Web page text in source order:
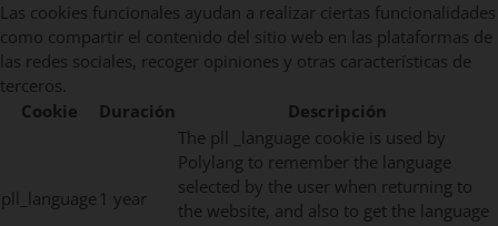
Las cookies funcionales ayudan a realizar ciertas funcionalidades
como compartir el contenido del sitio web en las plataformas de
las redes sociales, recoger opiniones y otras características de
terceros.
Cookie
Duración Descripción
pll_language 1 year
The pll _language cookie is used by
Polylang to remember the language
selected by the user when returning to
the website, and also to get the language